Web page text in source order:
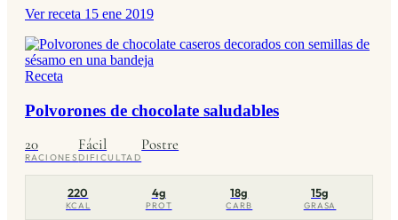
Ver receta 15 ene 2019
Receta
Polvorones de chocolate saludables
20
RACIONES
Fácil
DIFICULTAD
Postre
220
KCAL
4g
PROT
18g
CARB
15g
GRASA